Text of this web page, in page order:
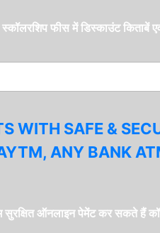
स्कॉलरशिप फीस में डिस्काउंट किताबें
WITH SAFE &
ANY BANK
ऑनलाइन पेमेंट कर सकते हैं